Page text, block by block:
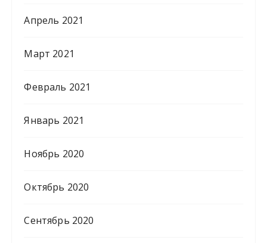
Апрель 2021
Март 2021
Февраль 2021
Январь 2021
Ноябрь 2020
Октябрь 2020
Сентябрь 2020